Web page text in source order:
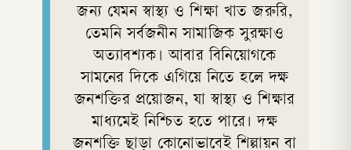
জন্য যেমন স্বাস্থ্য ও শিক্ষা খাত জরুরি,
তেমনি সর্বজনীন সামাজিক সুরক্ষাও
অত্যাবশ্যক। আবার বিনিয়োগকে
সামনের দিকে এগিয়ে নিতে হলে দক্ষ
জনশক্তির প্রয়োজন, যা স্বাস্থ্য ও শিক্ষার
মাধ্যমেই নিশ্চিত হতে পারে। দক্ষ
জনশক্তি ছাড়া কোনোভাবেই শিল্পায়ন বা